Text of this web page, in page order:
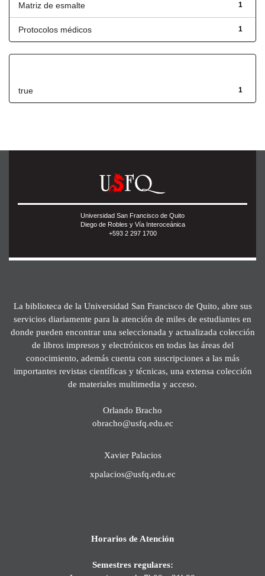
1
Matriz de esmalte
1
Protocolos médicos
1
true
Universidad San Francisco de Quito
Diego de Robles y Vía Interoceánica
+593 2 297 1700
La biblioteca de la Universidad San Francisco de Quito, abre sus
servicios diariamente para la atención de miles de estudiantes en
donde pueden encontrar una seleccionada y actualizada colección
de libros impresos y electrónicos en todas las áreas del
conocimiento, además cuenta con suscripciones a las más
importantes revistas científicas y técnicas, una extensa colección
de materiales multimedia y acceso.
Orlando Bracho
obracho@usfq.edu.ec
Xavier Palacios
xpalacios@usfq.edu.ec
Horarios de Atención
Semestres regulares: